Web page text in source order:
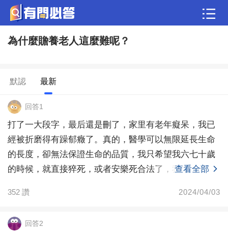
為什麼贍養老人這麼難呢？
默認 最新
回答1
打了一大段字，最后還是刪了，家里有老年癡呆，我已
經被折磨得有躁郁癥了。真的，醫學可以無限延長生命
的長度，卻無法保證生命的品質，我只希望我六七十歲
的時候，就直接猝死，或者安樂死合法了，我能安樂
查看全部
352 讚 2024/04/03
回答2
問答
育兒